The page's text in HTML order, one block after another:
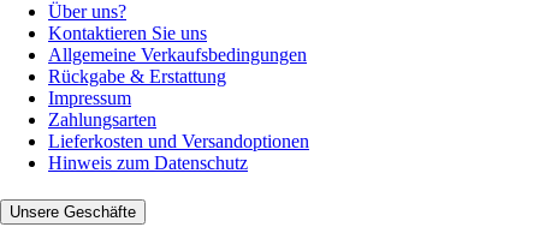
Über uns?
Kontaktieren Sie uns
Allgemeine Verkaufsbedingungen
Rückgabe & Erstattung
Impressum
Zahlungsarten
Lieferkosten und Versandoptionen
Hinweis zum Datenschutz
Unsere Geschäfte